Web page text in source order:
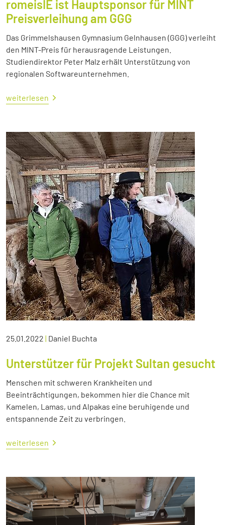
romeisIE ist Hauptsponsor für MINT
Preisverleihung am GGG
Das Grimmelshausen Gymnasium Gelnhausen (GGG) verleiht
den MINT-Preis für herausragende Leistungen.
Studiendirektor Peter Malz erhält Unterstützung von
regionalen Softwareunternehmen.
weiterlesen
25.01.2022 | Daniel Buchta
Unterstützer für Projekt Sultan gesucht
Menschen mit schweren Krankheiten und
Beeinträchtigungen, bekommen hier die Chance mit
Kamelen, Lamas, und Alpakas eine beruhigende und
entspannende Zeit zu verbringen.
weiterlesen